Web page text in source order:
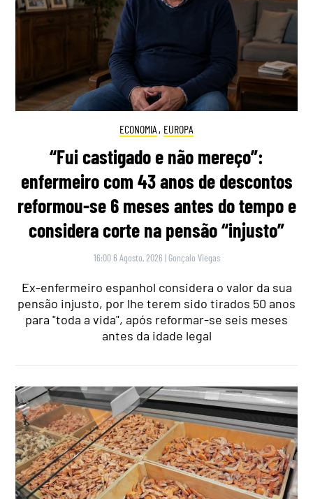
ECONOMIA , EUROPA
“Fui castigado e não mereço”:
enfermeiro com 43 anos de descontos
reformou-se 6 meses antes do tempo e
considera corte na pensão “injusto”
16:00 6 Agosto, 2026 | Gonçalo Viegas
Ex-enfermeiro espanhol considera o valor da sua
pensão injusto, por lhe terem sido tirados 50 anos
para "toda a vida", após reformar-se seis meses
antes da idade legal